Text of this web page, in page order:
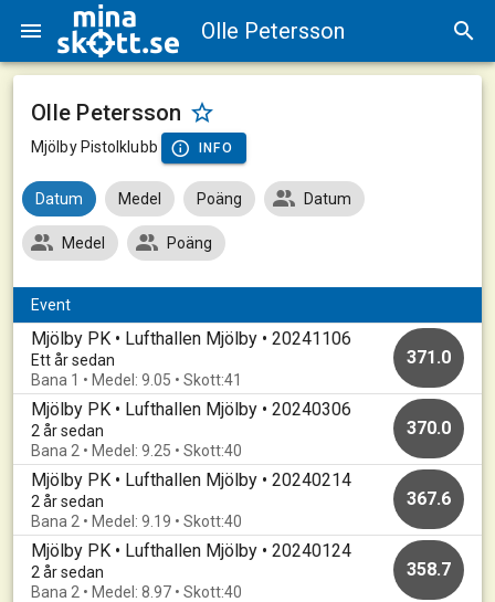
Olle Petersson
Olle Petersson
Mjölby Pistolklubb INFO
Datum Medel Poäng Datum
Medel Poäng
Event
Mjölby PK • Lufthallen Mjölby • 20241106
Ett år sedan
Bana 1 • Medel: 9.05 • Skott:41
371.0
Mjölby PK • Lufthallen Mjölby • 20240306
2 år sedan
Bana 2 • Medel: 9.25 • Skott:40
370.0
Mjölby PK • Lufthallen Mjölby • 20240214
2 år sedan
Bana 2 • Medel: 9.19 • Skott:40
367.6
Mjölby PK • Lufthallen Mjölby • 20240124
2 år sedan
Bana 2 • Medel: 8.97 • Skott:40
358.7